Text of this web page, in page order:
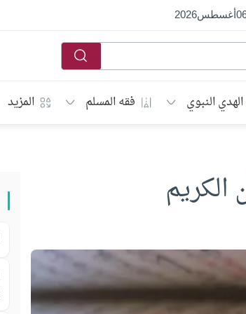
أغسطس2026
الهدي النبوي فقه المسلم المزيد
الكريم